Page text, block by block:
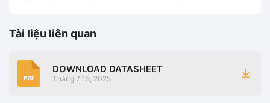
Tài liệu liên quan
PDF
DOWNLOAD DATASHEET
Tháng 7 15, 2025